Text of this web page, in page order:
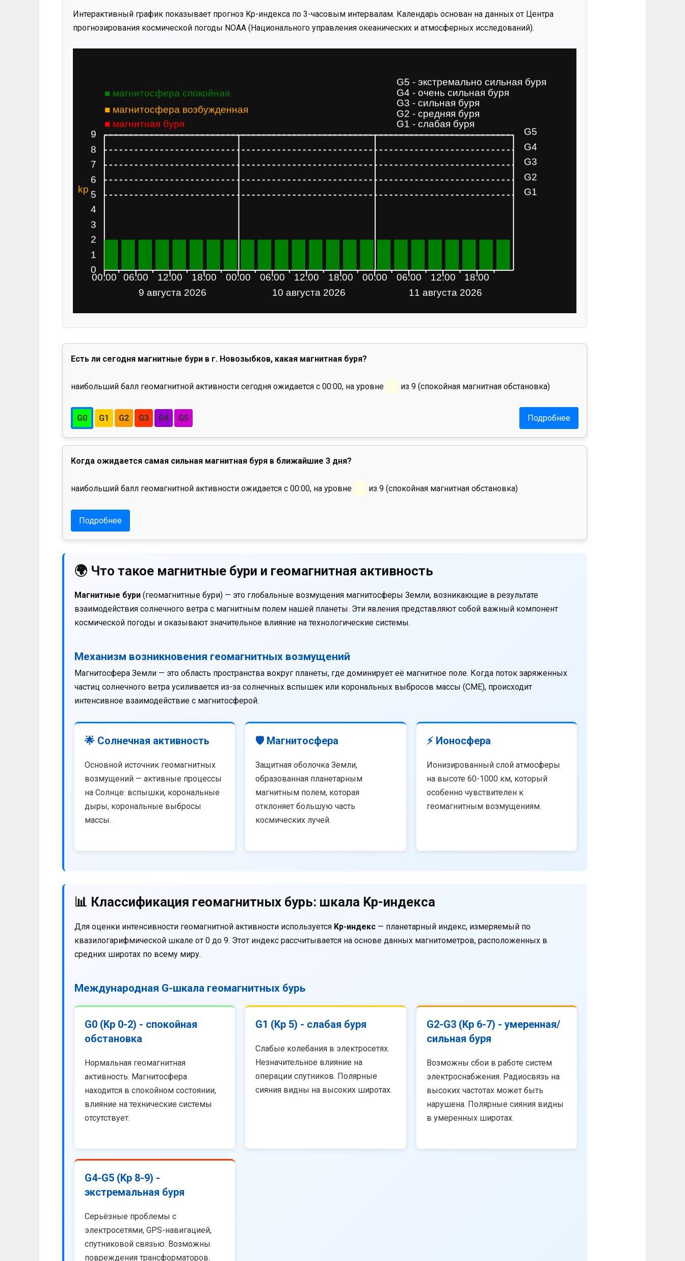
Интерактивный график показывает прогноз Kp-индекса по 3-часовым интервалам. Календарь основан на данных от Центра
прогнозирования космической погоды NOAA (Национального управления океанических и атмосферных исследований).
Есть ли сегодня магнитные бури в г. Новозыбков, какая магнитная буря?
наибольший балл геомагнитной активности сегодня ожидается с 00:00, на уровне 0 из 9 (спокойная магнитная обстановка)
G0 G1 G2 G3 G4 G5 Подробнее
Когда ожидается самая сильная магнитная буря в ближайшие 3 дня?
наибольший балл геомагнитной активности ожидается с 00:00, на уровне 0 из 9 (спокойная магнитная обстановка)
Подробнее
🌍 Что такое магнитные бури и геомагнитная активность
Магнитные бури (геомагнитные бури) — это глобальные возмущения магнитосферы Земли, возникающие в результате
взаимодействия солнечного ветра с магнитным полем нашей планеты. Эти явления представляют собой важный компонент
космической погоды и оказывают значительное влияние на технологические системы.
Механизм возникновения геомагнитных возмущений
Магнитосфера Земли — это область пространства вокруг планеты, где доминирует её магнитное поле. Когда поток заряженных
частиц солнечного ветра усиливается из-за солнечных вспышек или корональных выбросов массы (CME), происходит
интенсивное взаимодействие с магнитосферой.
🌟 Солнечная активность
Основной источник геомагнитных
возмущений — активные процессы
на Солнце: вспышки, корональные
дыры, корональные выбросы
массы.
🛡️ Магнитосфера
Защитная оболочка Земли,
образованная планетарным
магнитным полем, которая
отклоняет большую часть
космических лучей.
⚡ Ионосфера
Ионизированный слой атмосферы
на высоте 60-1000 км, который
особенно чувствителен к
геомагнитным возмущениям.
📊 Классификация геомагнитных бурь: шкала Kp-индекса
Для оценки интенсивности геомагнитной активности используется Kp-индекс — планетарный индекс, измеряемый по
квазилогарифмической шкале от 0 до 9. Этот индекс рассчитывается на основе данных магнитометров, расположенных в
средних широтах по всему миру.
Международная G-шкала геомагнитных бурь
G0 (Kp 0-2) - спокойная
обстановка
Нормальная геомагнитная
активность. Магнитосфера
находится в спокойном состоянии,
влияние на технические системы
отсутствует.
G1 (Kp 5) - слабая буря
Слабые колебания в электросетях.
Незначительное влияние на
операции спутников. Полярные
сияния видны на высоких широтах.
G2-G3 (Kp 6-7) - умеренная/
сильная буря
Возможны сбои в работе систем
электроснабжения. Радиосвязь на
высоких частотах может быть
нарушена. Полярные сияния видны
в умеренных широтах.
G4-G5 (Kp 8-9) -
экстремальная буря
Серьёзные проблемы с
электросетями, GPS-навигацией,
спутниковой связью. Возможны
повреждения трансформаторов.